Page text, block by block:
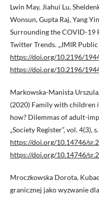
Lwin May, Jiahui Lu,
Wonsun, Gupta Raj, Yang
Surrounding the COVID-19
Twitter Trends. „JMIR
https://doi.org/10.2196/
https://doi.org/10.2196/
Markowska-Manista
(2020) Family with children
how? Dilemmas of adult-
„Society Register”, vol. 4(3),
https://doi.org/10.14746/
https://doi.org/10.14746/
Mroczkowska Dorota,
granicznej jako wyzwanie